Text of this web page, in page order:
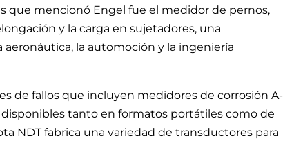
que mencionó Engel fue el medidor de pernos,
y la carga en sujetadores, una
la automoción y la ingeniería
de fallos que incluyen medidores de corrosión A-
disponibles tanto en formatos portátiles como de
NDT fabrica una variedad de transductores para